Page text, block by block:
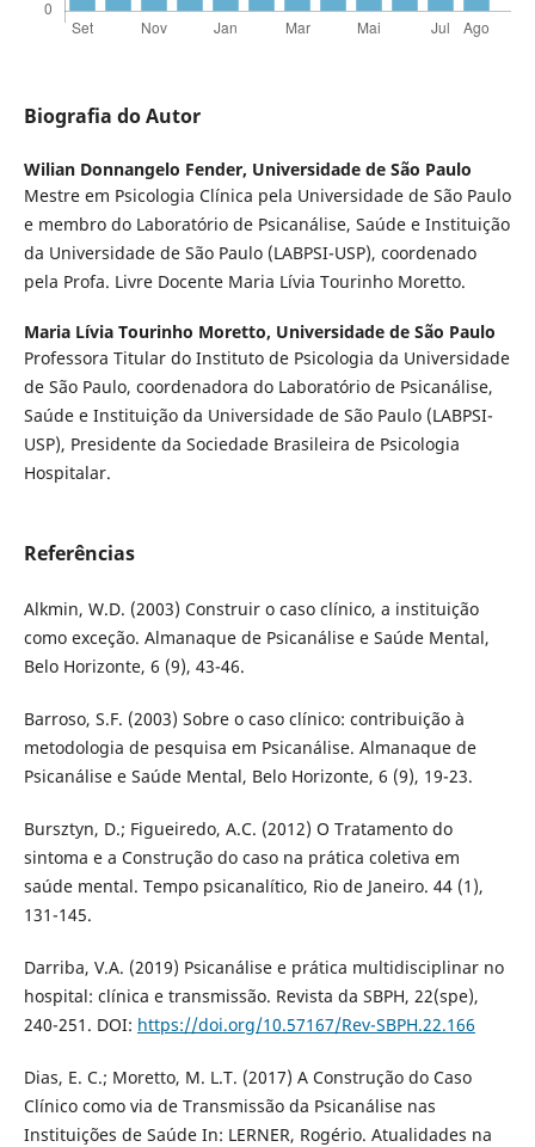
Biografia do Autor
Wilian Donnangelo Fender, Universidade de São Paulo
Mestre em Psicologia Clínica pela Universidade de São Paulo
e membro do Laboratório de Psicanálise, Saúde e Instituição
da Universidade de São Paulo (LABPSI-USP), coordenado
pela Profa. Livre Docente Maria Lívia Tourinho Moretto.
Maria Lívia Tourinho Moretto, Universidade de São Paulo
Professora Titular do Instituto de Psicologia da Universidade
de São Paulo, coordenadora do Laboratório de Psicanálise,
Saúde e Instituição da Universidade de São Paulo (LABPSI-
USP), Presidente da Sociedade Brasileira de Psicologia
Hospitalar.
Referências
Alkmin, W.D. (2003) Construir o caso clínico, a instituição
como exceção. Almanaque de Psicanálise e Saúde Mental,
Belo Horizonte, 6 (9), 43-46.
Barroso, S.F. (2003) Sobre o caso clínico: contribuição à
metodologia de pesquisa em Psicanálise. Almanaque de
Psicanálise e Saúde Mental, Belo Horizonte, 6 (9), 19-23.
Bursztyn, D.; Figueiredo, A.C. (2012) O Tratamento do
sintoma e a Construção do caso na prática coletiva em
saúde mental. Tempo psicanalítico, Rio de Janeiro. 44 (1),
131-145.
Darriba, V.A. (2019) Psicanálise e prática multidisciplinar no
hospital: clínica e transmissão. Revista da SBPH, 22(spe),
240-251. DOI: https://doi.org/10.57167/Rev-SBPH.22.166
Dias, E. C.; Moretto, M. L.T. (2017) A Construção do Caso
Clínico como via de Transmissão da Psicanálise nas
Instituições de Saúde In: LERNER, Rogério. Atualidades na